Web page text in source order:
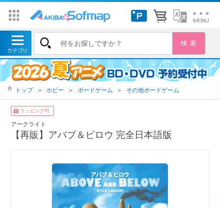
トップ ＞ ホビー ＞ ボードゲーム ＞ その他ボードゲーム
ラッピング可
アークライト
【再販】アバブ＆ビロウ 完全日本語版